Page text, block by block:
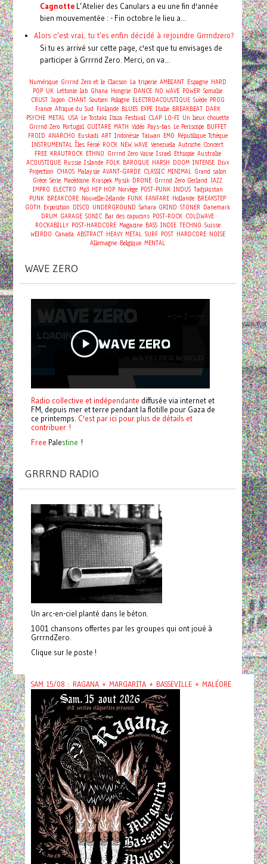
CagnotteL’Atelier des Canulars a eu une fin d'année
bien mouvementée : - Fin octobre le lieu a...
Alors c'est vrai, tu t'es enfin décidé à rejoindre Grrrndzero?
Si tu es arrivé sur cette page, c'est que tu envisages de
participer à Grrrnd Zero. Merci, on va...
Numérique Grrrnd Zero et le Clacson La triperie AMBIANT Espagne HARD
POP UK Lettonie lab Ghana Hongrie DANCE NO WAVE POWER Somalie
CRUST Japon CHANT Soutien Pologne ELECTROACOUSTIQUE Suède PROG
France Afrique du Sud Finlande BLUES EXPE Italie BREAKBEAT DARK
PSYCHE METAL USA Le Tostaki Ibiza Festival CLAP LO-FI Un lieux chouette
Grrrnd Zero Portugal GUITARE MATH Vidéo Pays-bas Le Periscope BUFFET
FROID ANARCHO Euskadi ART Indonésie Taiwan EMO République Tchèque
INSTRUMENTAL Îles Féroé ROCK NEW WAVE Venezuela Autriche Concert
FREE KRAUTROCK ETHNO Grrrnd Zero Vaise Israel Ethiopie Australie
ACOUSTIQUE Russie Islande FOLK BAROQUE HARSH DOOM INTENSE Divx
Projection CHAOS Malaysie AVANT-GARDE CLASSIC MINIMAL Grand salon
Grèce Série Macédoine Kraspek Mysik DRONE Grrrnd Zero Gerland JAZZ
IMPRO ELECTRO Mp3 HIP HOP Norvège POST-PUNK INDUS Tadjikistan
PUNK BREAKCORE Nouvelle-Zélande FUNK FANFARE Hollande BREAKSTEP
GOTH Exposition DISCO UNDERGROUND Sahara GRIND STONER Danemark
DRUM GARAGE SONIC Bar des capucins POST-ROCK COLDWAVE
ROCKABILLY POST-HARDCORE Magazine BASS INDIE TECHNO Suisse
WEIRDO Canada ABSTRACT HEAVY METAL SURF POST HARDCORE NOISE
Allemagne Belgique MENTAL
WAVE ZERO
Radio collective et indépendante diffusée via internet et
FM, depuis mer et terre pendant la flotille pour Gaza de
ce printemps. C'est par ici pour plus de détails et
contribuer !
Free Palestine !
GRRRND RADIO
Un arc-en-ciel planté dans le béton.
1001 chansons offertes par les groupes qui ont joué à
GrrrndZero.
Clique sur le poste !
SAM 15/08 : RAGANA + MARGARITA + BASSEVILLE + MALÉORE